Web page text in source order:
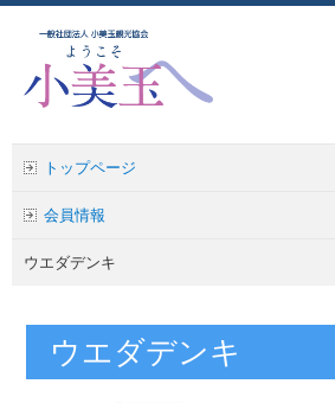
トップページ
会員情報
ウエダデンキ
ウエダデンキ